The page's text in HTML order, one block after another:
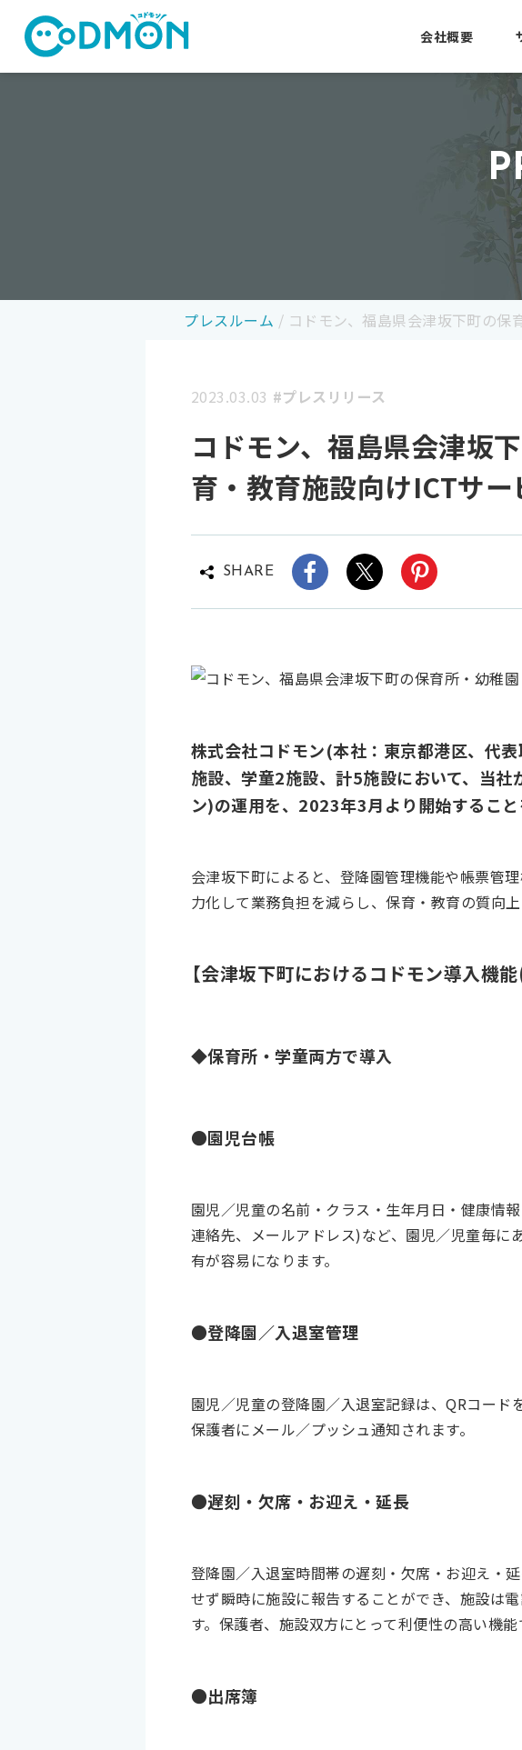
コドモン
会社概要
プレスルーム / コドモン、福島県会津坂下町の保
2023.03.03 #プレスリリース
コドモン、福島県会津坂
育・教育施設向けICTサー
SHARE
株式会社コドモン(本社：東京都港区、代
施設、学童2施設、計5施設において、当社
ン)の運用を、2023年3月より開始すること
会津坂下町によると、登降園管理機能や帳票管
力化して業務負担を減らし、保育・教育の質向上
【会津坂下町におけるコドモン導入機能
◆保育所・学童両方で導入
●園児台帳
園児／児童の名前・クラス・生年月日・健康情
連絡先、メールアドレス)など、園児／児童毎に
有が容易になります。
●登降園／入退室管理
園児／児童の登降園／入退室記録は、QRコー
保護者にメール／プッシュ通知されます。
●遅刻・欠席・お迎え・延長
登降園／入退室時間帯の遅刻・欠席・お迎え・
せず瞬時に施設に報告することができ、施設は
す。保護者、施設双方にとって利便性の高い機能
●出席簿